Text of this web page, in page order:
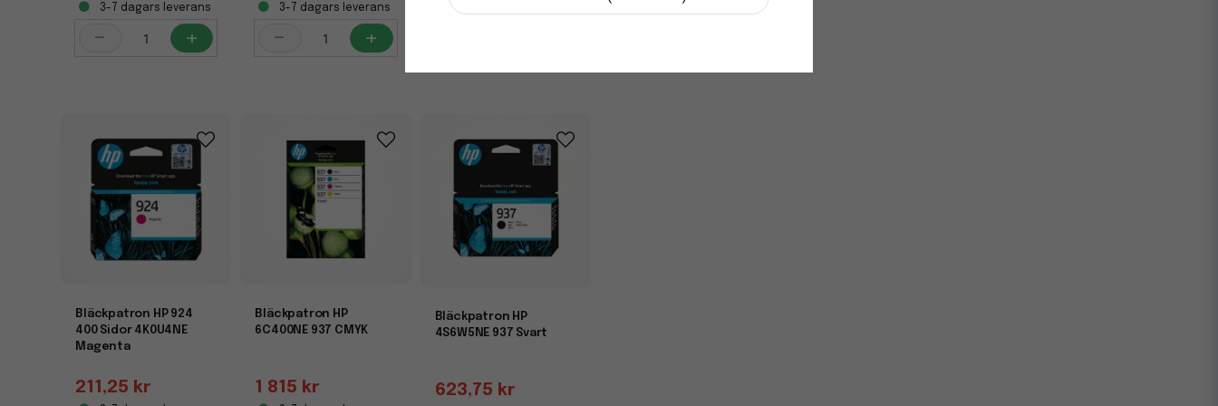
3-7 dagars leverans
- +
3-7 dagars leverans
- +
3-7 dagars leverans
Bläckpatron HP 924
400 Sidor 4K0U4NE
Magenta
211,25 kr
Bläckpatron HP
6C400NE 937 CMYK
1 815 kr
Bläckpatron HP
4S6W5NE 937 Svart
623,75 kr